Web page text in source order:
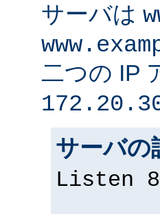
サーバは
二つの IP
サーバの
Listen